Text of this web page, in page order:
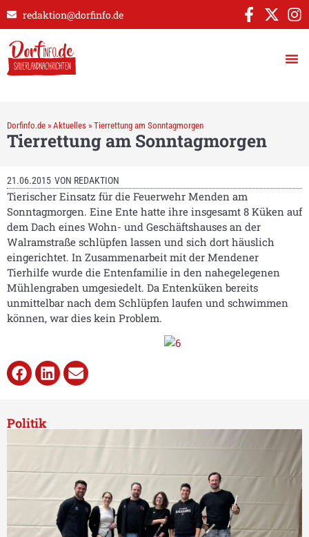
redaktion@dorfinfo.de
Dorfinfo.de » Aktuelles » Tierrettung am Sonntagmorgen
Tierrettung am Sonntagmorgen
21.06.2015 VON REDAKTION
Tierischer Einsatz für die Feuerwehr Menden am
Sonntagmorgen. Eine Ente hatte ihre insgesamt 8 Küken auf
dem Dach eines Wohn- und Geschäftshauses an der
Walramstraße schlüpfen lassen und sich dort häuslich
eingerichtet. In Zusammenarbeit mit der Mendener
Tierhilfe wurde die Entenfamilie in den nahegelegenen
Mühlengraben umgesiedelt. Da Entenküken bereits
unmittelbar nach dem Schlüpfen laufen und schwimmen
können, war dies kein Problem.
Politik